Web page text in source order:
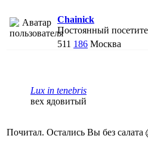
Chainick
Постоянный
511 186 Москва
Lux in tenebris
вех ядовитый
Почитал. Остались Вы без салата